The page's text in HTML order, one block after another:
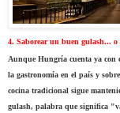
4. Saborear un buen gulash... o
Aunque Hungría cuenta ya con
la gastronomía en el país y
cocina tradicional sigue
gulash, palabra que significa